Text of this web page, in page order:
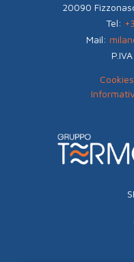
20090
Tel:
Mail: